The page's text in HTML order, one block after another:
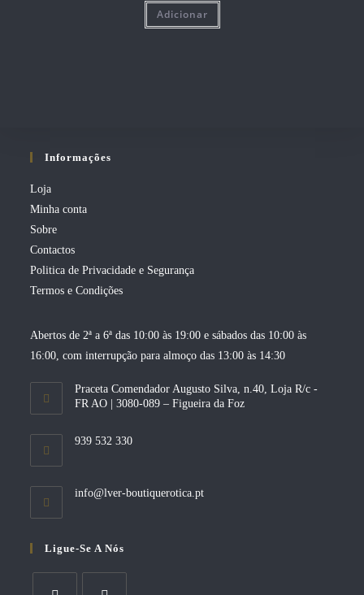
Adicionar
Informações
Loja
Minha conta
Sobre
Contactos
Politica de Privacidade e Segurança
Termos e Condições
Abertos de 2ª a 6ª das 10:00 às 19:00 e sábados das 10:00 às
16:00, com interrupção para almoço das 13:00 às 14:30
Praceta Comendador Augusto Silva, n.40, Loja R/c -
FR AO | 3080-089 – Figueira da Foz
939 532 330
info@lver-boutiquerotica.ptOpens
Ligue-Se A Nós